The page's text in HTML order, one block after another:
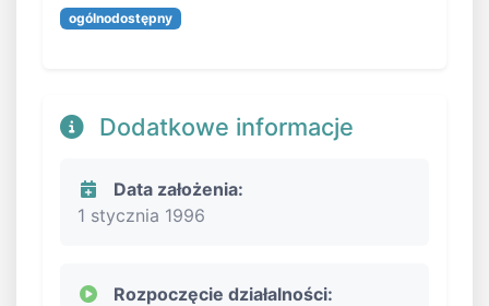
ogólnodostępny
Dodatkowe informacje
Data założenia:
1 stycznia 1996
Rozpoczęcie działalności: